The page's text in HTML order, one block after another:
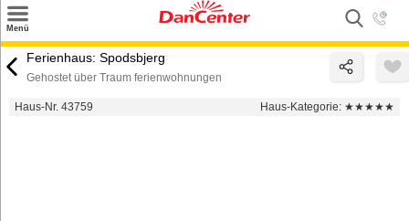
Menü
Suchen
Ferienhaus: Spodsbjerg
Gehostet über Traum ferienwohnungen
Haus-Nr. 43759 Haus-Kategorie: ★★★★★